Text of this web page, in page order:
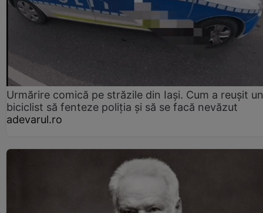
Urmărire comică pe străzile din Iași. Cum a reușit un
biciclist să fenteze poliția și să se facă nevăzut
adevarul.ro